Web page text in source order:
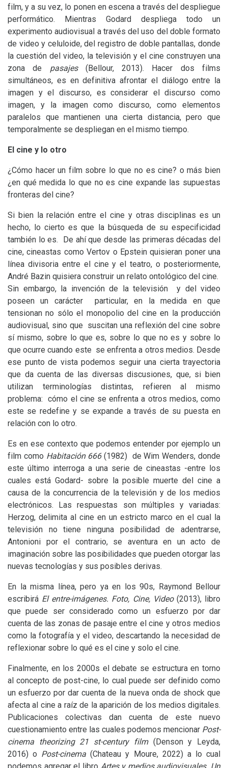
film, y a su vez, lo ponen en escena a través del despliegue
performático. Mientras Godard despliega todo un
experimento audiovisual a través del uso del doble formato
de video y celuloide, del registro de doble pantallas, donde
la cuestión del video, la televisión y el cine construyen una
zona de pasajes(Bellour, 2013). Hacer dos films
simultáneos, es en definitiva afrontar el diálogo entre la
imagen y el discurso, es considerar el discurso como
imagen, y la imagen como discurso, como elementos
paralelos que mantienen una cierta distancia, pero que
temporalmente se despliegan en el mismo tiempo.
El cine y lo otro
¿Cómo hacer un film sobre lo que no es cine? o más bien
¿en qué medida lo que no es cine expande las supuestas
fronteras del cine?
Si bien la relación entre el cine y otras disciplinas es un
hecho, lo cierto es que la búsqueda de su especificidad
también lo es. De ahí que desde las primeras décadas del
cine, cineastas como Vertov o Epstein quisieran poner una
línea divisoria entre el cine y el teatro, o posteriormente,
André Bazin quisiera construir un relato ontológico del cine.
Sin embargo, la invención de la televisión y del video
poseen un carácter particular, en la medida en que
tensionan no sólo el monopolio del cine en la producción
audiovisual, sino que suscitan una reflexión del cine sobre
sí mismo, sobre lo que es, sobre lo que no es y sobre lo
que ocurre cuando este se enfrenta a otros medios. Desde
ese punto de vista podemos seguir una cierta trayectoria
que da cuenta de las diversas discusiones, que, si bien
utilizan terminologías distintas, refieren al mismo
problema: cómo el cine se enfrenta a otros medios, como
este se redefine y se expande a través de su puesta en
relación con lo otro.
Es en ese contexto que podemos entender por ejemplo un
film como Habitación 666(1982) de Wim Wenders, donde
este último interroga a una serie de cineastas -entre los
cuales está Godard- sobre la posible muerte del cine a
causa de la concurrencia de la televisión y de los medios
electrónicos. Las respuestas son múltiples y variadas:
Herzog, delimita al cine en un estricto marco en el cual la
televisión no tiene ninguna posibilidad de adentrarse,
Antonioni por el contrario, se aventura en un acto de
imaginación sobre las posibilidades que pueden otorgar las
nuevas tecnologías y sus posibles derivas.
En la misma línea, pero ya en los 90s, Raymond Bellour
escribirá El entre-imágenes. Foto, Cine, Video (2013), libro
que puede ser considerado como un esfuerzo por dar
cuenta de las zonas de pasaje entre el cine y otros medios
como la fotografía y el video, descartando la necesidad de
reflexionar sobre lo qué es el cine y solo el cine.
Finalmente, en los 2000s el debate se estructura en torno
al concepto de post-cine, lo cual puede ser definido como
un esfuerzo por dar cuenta de la nueva onda de shock que
afecta al cine a raíz de la aparición de los medios digitales.
Publicaciones colectivas dan cuenta de este nuevo
cuestionamiento entre las cuales podemos mencionar Post-
cinema theorizing 21 st-century film (Denson y Leyda,
2016) o Post-cinema (Chateau y Moure, 2022) a lo cual